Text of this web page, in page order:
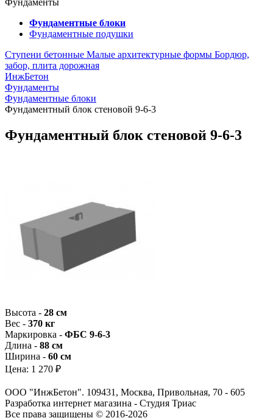
Фундаменты
Фундаментные блоки
Фундаментные подушки
Ступени бетонные Малые архитектурные формы Бордюр,
забор, плита дорожная
ИнжБетон
Фундаменты
Фундаментные блоки
Фундаментный блок стеновой 9-6-3
Фундаментный блок стеновой 9-6-3
Высота - 28 см
Вес - 370 кг
Маркировка - ФБС 9-6-3
Длина - 88 см
Ширина - 60 см
Цена: 1 270 ₽
ООО "ИнжБетон". 109431, Москва, Привольная, 70 - 605
Разработка интернет магазина - Студия Триас
Все права защищены © 2016-2026